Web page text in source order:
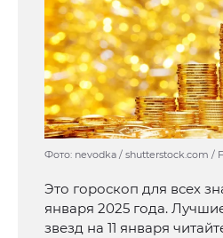
Фото: nevodka / shutterstock.com /
Это гороскоп для всех
января 2025 года.
звезд на 11 января